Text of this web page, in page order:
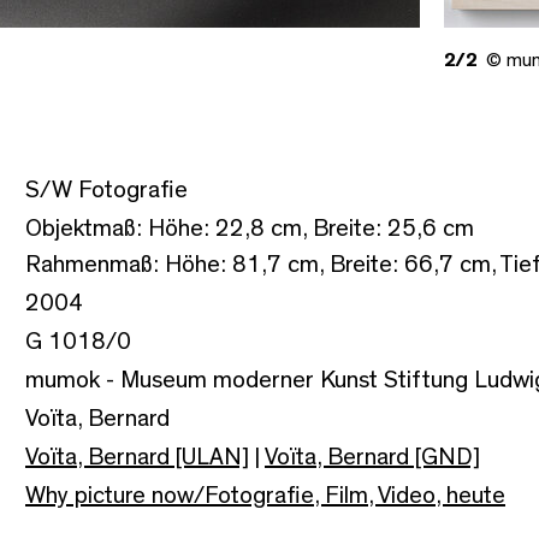
2/2 ©
S/W Fotografie
Objektmaß: Höhe: 22,8 cm, Breite: 25,6 cm
Rahmenmaß: Höhe: 81,7 cm, Breite: 66,7 cm,
2004
G 1018/0
mumok - Museum moderner Kunst Stiftung
Voïta, Bernard
Voïta, Bernard [ULAN]
Voïta, Bernard [GND]
Why picture now/Fotografie, Film, Video, heute